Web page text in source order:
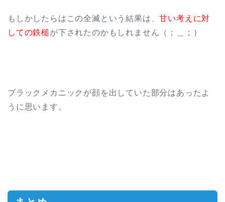
もしかしたらはこの全滅という結果は、甘い考えに対
しての鉄槌が下されたのかもしれません（；＿；）
ブラックメカニックが顔を出していた部分はあったよ
うに思います。